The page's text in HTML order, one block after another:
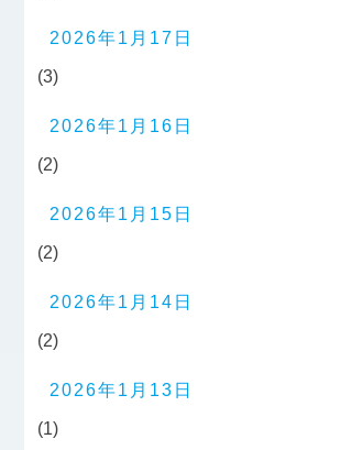
2026年1月17日
(3)
2026年1月16日
(2)
2026年1月15日
(2)
2026年1月14日
(2)
2026年1月13日
(1)